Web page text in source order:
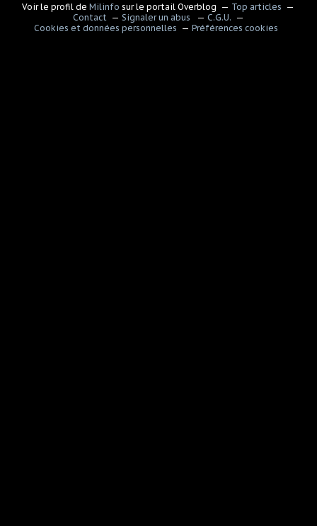
Voir le profil deMilinfo sur le portail Overblog
Top articles
Contact
Signaler un abus
C.G.U.
Cookies et données personnelles
Préférences cookies